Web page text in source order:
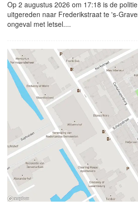
Op 2 augustus 2026 om 17:18 is de
uitgereden naar Frederikstraat te 's-
ongeval met letsel....